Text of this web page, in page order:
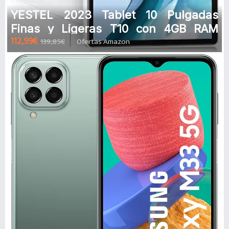
YESTEL 2023 Tablet 10 Pulgadas
Finas y Ligeras T10 con 4GB RAM
+64GB ROM Ampliable hasta 256 GB,
And
112,99€ 139,85€ Ofertas Amazon